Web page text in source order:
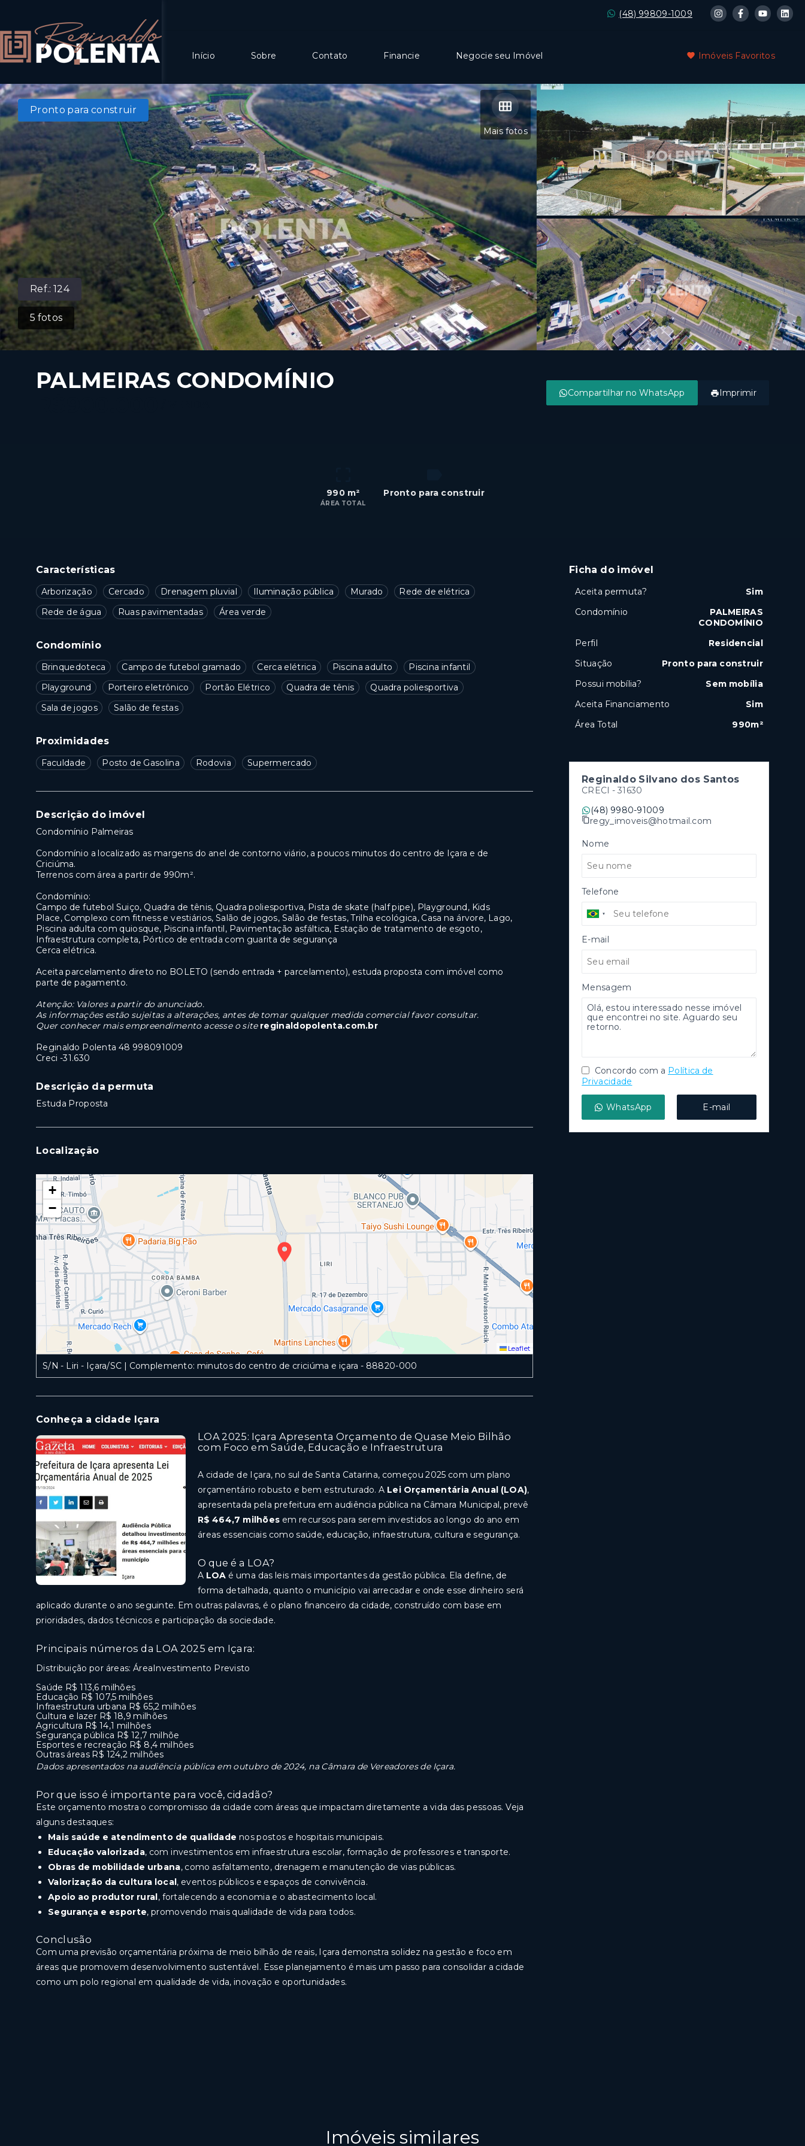
(48) 99809-1009
Início Sobre Contato Financie Negocie seu Imóvel Imóveis Favoritos
Ref.:124
5 fotos
Mais fotos
Pronto para construir
PALMEIRAS CONDOMÍNIO
Compartilhar no WhatsApp Imprimir
990 m²
ÁREA TOTAL
Pronto para construir
Características
Arborização Cercado Drenagem pluvial Iluminação pública Murado
Rede de elétrica
Rede de água
Ruas pavimentadas Área verde
Condomínio
Brinquedoteca Campo de futebol gramado Cerca elétrica Piscina adulto
Piscina infantil
Playground
Porteiro eletrônico Portão Elétrico Quadra de tênis
Quadra poliesportiva
Sala de jogos
Salão de festas
Proximidades
Faculdade Posto de Gasolina Rodovia Supermercado
Descrição do imóvel
Condomínio Palmeiras
Condomínio a localizado as margens do anel de contorno viário, a poucos minutos do centro de Içara e de
Criciúma.
Terrenos com área a partir de 990m².
Condomínio:
Campo de futebol Suiço, Quadra de tênis, Quadra poliesportiva, Pista de skate (half pipe), Playground, Kids
Place, Complexo com fitness e vestiários, Salão de jogos, Salão de festas, Trilha ecológica, Casa na árvore, Lago,
Piscina adulta com quiosque, Piscina infantil, Pavimentação asfáltica, Estação de tratamento de esgoto,
Infraestrutura completa, Pórtico de entrada com guarita de segurança
Cerca elétrica.
Aceita parcelamento direto no BOLETO (sendo entrada + parcelamento), estuda proposta com imóvel como
parte de pagamento.
Atenção: Valores a partir do anunciado.
As informações estão sujeitas a alterações, antes de tomar qualquer medida comercial favor consultar.
Quer conhecer mais empreendimento acesse o site reginaldopolenta.com.br
Reginaldo Polenta 48 998091009
Creci -31.630
Descrição da permuta
Estuda Proposta
Localização
+
−
Leaflet
S/N - Liri - Içara/SC | Complemento: minutos do centro de criciúma e içara - 88820-000
Conheça a cidade Içara
LOA 2025: Içara Apresenta Orçamento de Quase Meio Bilhão
com Foco em Saúde, Educação e Infraestrutura
A cidade de Içara, no sul de Santa Catarina, começou 2025 com um plano
orçamentário robusto e bem estruturado. A Lei Orçamentária Anual (LOA),
apresentada pela prefeitura em audiência pública na Câmara Municipal, prevê
R$ 464,7 milhões em recursos para serem investidos ao longo do ano em
áreas essenciais como saúde, educação, infraestrutura, cultura e segurança.
O que é a LOA?
A LOA é uma das leis mais importantes da gestão pública. Ela define, de
forma detalhada, quanto o município vai arrecadar e onde esse dinheiro será
aplicado durante o ano seguinte. Em outras palavras, é o plano financeiro da cidade, construído com base em
prioridades, dados técnicos e participação da sociedade.
Principais números da LOA 2025 em Içara:
Distribuição por áreas: ÁreaInvestimento Previsto
Saúde R$ 113,6 milhões
Educação R$ 107,5 milhões
Infraestrutura urbana R$ 65,2 milhões
Cultura e lazer R$ 18,9 milhões
Agricultura R$ 14,1 milhões
Segurança pública R$ 12,7 milhõe
Esportes e recreação R$ 8,4 milhões
Outras áreas R$ 124,2 milhões
Dados apresentados na audiência pública em outubro de 2024, na Câmara de Vereadores de Içara.
Por que isso é importante para você, cidadão?
Este orçamento mostra o compromisso da cidade com áreas que impactam diretamente a vida das pessoas. Veja
alguns destaques:
Mais saúde e atendimento de qualidade nos postos e hospitais municipais.
Educação valorizada, com investimentos em infraestrutura escolar, formação de professores e transporte.
Obras de mobilidade urbana, como asfaltamento, drenagem e manutenção de vias públicas.
Valorização da cultura local, eventos públicos e espaços de convivência.
Apoio ao produtor rural, fortalecendo a economia e o abastecimento local.
Segurança e esporte, promovendo mais qualidade de vida para todos.
Conclusão
Com uma previsão orçamentária próxima de meio bilhão de reais, Içara demonstra solidez na gestão e foco em
áreas que promovem desenvolvimento sustentável. Esse planejamento é mais um passo para consolidar a cidade
como um polo regional em qualidade de vida, inovação e oportunidades.
Ficha do imóvel
Aceita permuta?
Sim
Condomínio
PALMEIRAS
CONDOMÍNIO
Perfil
Residencial
Situação
Pronto para construir
Possui mobília?
Sem mobília
Aceita Financiamento
Sim
Área Total
990m²
Reginaldo Silvano dos Santos
CRECI -31630
(48) 9980-91009
regy_imoveis@hotmail.com
Nome
Telefone
E-mail
Mensagem
Concordo com a Política de
Privacidade
WhatsApp E-mail
Imóveis similares